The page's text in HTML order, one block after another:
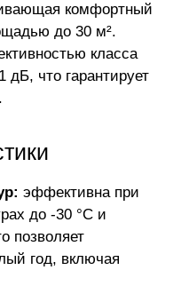
комфортный
до 30 м².
класса
что гарантирует
эффективна при
до -30 °C и
позволяет
год, включая